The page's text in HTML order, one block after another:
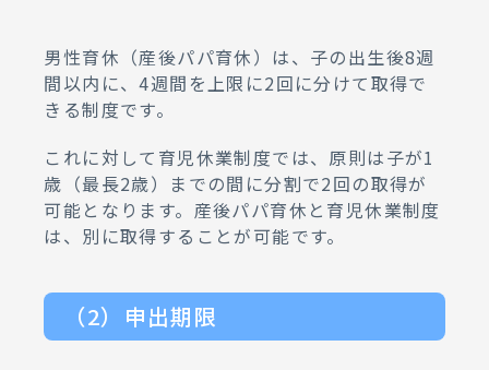
男性育休（産後パパ育休）は、子の出生後8週
間以内に、4週間を上限に2回に分けて取得で
きる制度です。
これに対して育児休業制度では、原則は子が1
歳（最長2歳）までの間に分割で2回の取得が
可能となります。産後パパ育休と育児休業制度
は、別に取得することが可能です。
（2）申出期限